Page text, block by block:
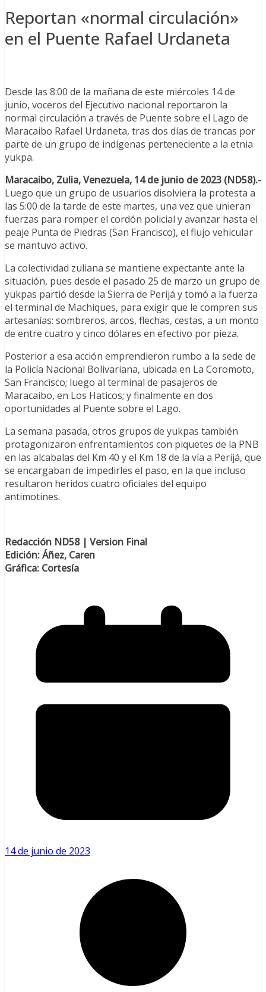
Reportan «normal circulación»
en el Puente Rafael Urdaneta
Desde las 8:00 de la mañana de este miércoles 14 de
junio, voceros del Ejecutivo nacional reportaron la
normal circulación a través de Puente sobre el Lago de
Maracaibo Rafael Urdaneta, tras dos días de trancas por
parte de un grupo de indígenas perteneciente a la etnia
yukpa.
Maracaibo, Zulia, Venezuela, 14 de junio de 2023 (ND58).-
Luego que un grupo de usuarios disolviera la protesta a
las 5:00 de la tarde de este martes, una vez que unieran
fuerzas para romper el cordón policial y avanzar hasta el
peaje Punta de Piedras (San Francisco), el flujo vehicular
se mantuvo activo.
La colectividad zuliana se mantiene expectante ante la
situación, pues desde el pasado 25 de marzo un grupo de
yukpas partió desde la Sierra de Perijá y tomó a la fuerza
el terminal de Machiques, para exigir que le compren sus
artesanías: sombreros, arcos, flechas, cestas, a un monto
de entre cuatro y cinco dólares en efectivo por pieza.
Posterior a esa acción emprendieron rumbo a la sede de
la Policía Nacional Bolivariana, ubicada en La Coromoto,
San Francisco; luego al terminal de pasajeros de
Maracaibo, en Los Haticos; y finalmente en dos
oportunidades al Puente sobre el Lago.
La semana pasada, otros grupos de yukpas también
protagonizaron enfrentamientos con piquetes de la PNB
en las alcabalas del Km 40 y el Km 18 de la vía a Perijá, que
se encargaban de impedirles el paso, en la que incluso
resultaron heridos cuatro oficiales del equipo
antimotines.
Redacción ND58 | Version Final
Edición: Áñez, Caren
Gráfica: Cortesía
14 de junio de 2023